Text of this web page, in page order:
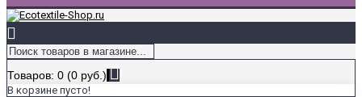
Товаров: 0 (0 руб.)
В корзине пусто!